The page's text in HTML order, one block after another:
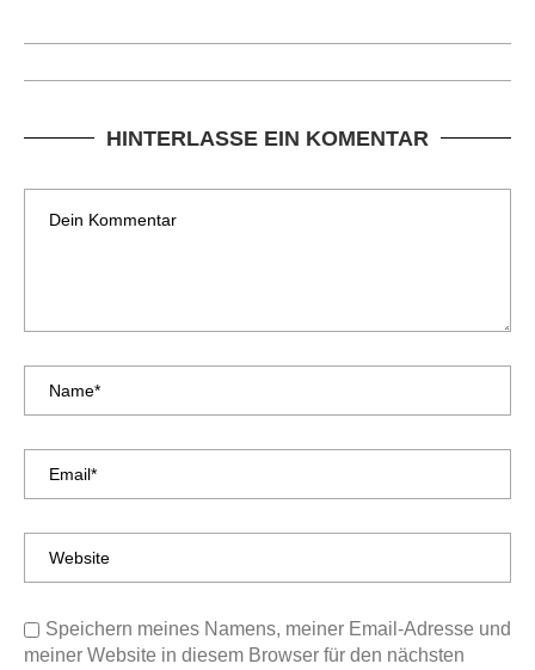
HINTERLASSE EIN KOMENTAR
Speichern meines Namens, meiner Email-Adresse und
meiner Website in diesem Browser für den nächsten